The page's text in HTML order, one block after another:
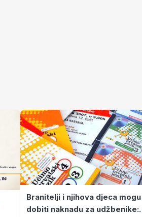
Branitelji i njihova djeca mogu
dobiti naknadu za udžbenike: